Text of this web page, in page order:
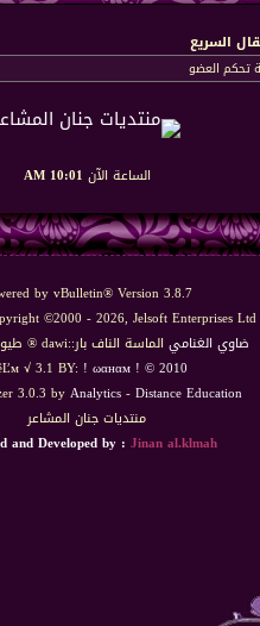
السريع
الساعة الآن 10:01 AM
by vBulletin® Version 3.8.7
©2000 - 2026, Jelsoft Enterprises Ltd
ضاوي الغنامي الماسة الناف بار::dawi ® طيور الامل © 1,0
√ 3.1 BY: ! ωαнαм ! © 2010
3.0.3 byAnalytics-Distance Education
منتديات جنان المشاعر
and Developed by : Jinan al.klmah